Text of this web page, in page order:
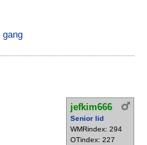
gang
jefkim666
Senior lid
WMRindex: 294
OTindex: 227